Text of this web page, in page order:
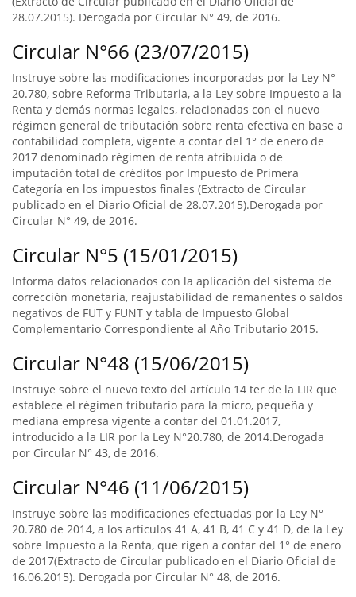
28.07.2015). Derogada por Circular N° 49, de 2016.
Circular N°66 (23/07/2015)
Instruye sobre las modificaciones incorporadas por la Ley N°
20.780, sobre Reforma Tributaria, a la Ley sobre Impuesto a la
Renta y demás normas legales, relacionadas con el nuevo
régimen general de tributación sobre renta efectiva en base a
contabilidad completa, vigente a contar del 1° de enero de
2017 denominado régimen de renta atribuida o de
imputación total de créditos por Impuesto de Primera
Categoría en los impuestos finales (Extracto de Circular
publicado en el Diario Oficial de 28.07.2015).Derogada por
Circular N° 49, de 2016.
Circular N°5 (15/01/2015)
Informa datos relacionados con la aplicación del sistema de
corrección monetaria, reajustabilidad de remanentes o saldos
negativos de FUT y FUNT y tabla de Impuesto Global
Complementario Correspondiente al Año Tributario 2015.
Circular N°48 (15/06/2015)
Instruye sobre el nuevo texto del artículo 14 ter de la LIR que
establece el régimen tributario para la micro, pequeña y
mediana empresa vigente a contar del 01.01.2017,
introducido a la LIR por la Ley N°20.780, de 2014.Derogada
por Circular N° 43, de 2016.
Circular N°46 (11/06/2015)
Instruye sobre las modificaciones efectuadas por la Ley N°
20.780 de 2014, a los artículos 41 A, 41 B, 41 C y 41 D, de la Ley
sobre Impuesto a la Renta, que rigen a contar del 1° de enero
de 2017(Extracto de Circular publicado en el Diario Oficial de
16.06.2015). Derogada por Circular N° 48, de 2016.